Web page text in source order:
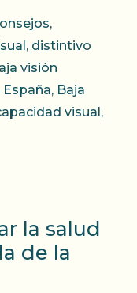
,
, distintivo
visión
, Baja
visual ,
la salud
de la